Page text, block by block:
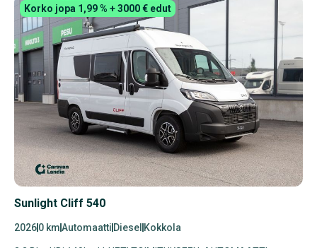
Korko jopa 1,99 % + 3000 € edut
Sunlight Cliff 540
20260 kmAutomaatti Diesel Kokkola